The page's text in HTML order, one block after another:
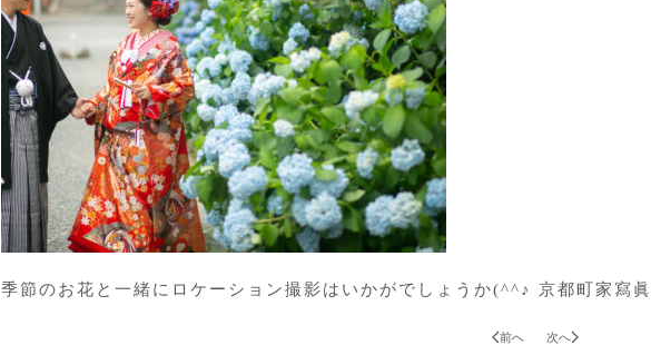
季節のお花と一緒にロケーション撮影はいかがでしょうか(^^♪ 京都町家寫
前へ 次へ